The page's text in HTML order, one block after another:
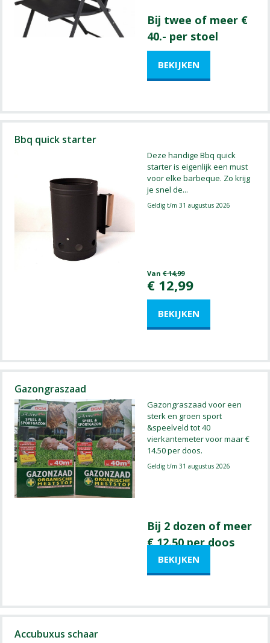
Bij twee of meer €
40.- per stoel
Bbq quick starter
Deze handige Bbq quick
starter is eigenlijk een must
voor elke barbeque. Zo krijg
je snel de...
Geldig t/m 31 augustus 2026
Van € 14,99
€ 12,99
Gazongraszaad
Gazongraszaad voor een
sterk en groen sport
&speelveld tot 40
vierkantemeter voor maar €
14.50 per doos.
Geldig t/m 31 augustus 2026
Bij 2 dozen of meer
€ 12.50 per doos
Accubuxus schaar